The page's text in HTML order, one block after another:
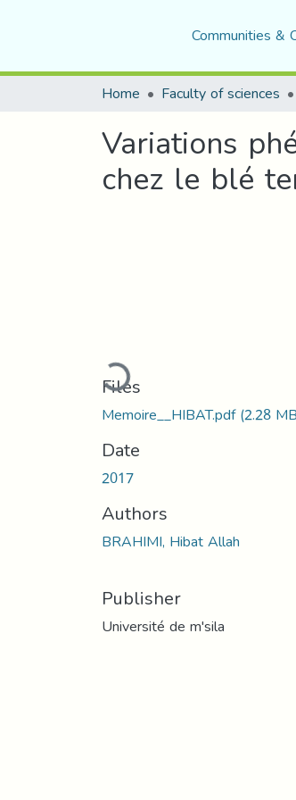
Communities &
Home Faculty of sciences
Variations
chez le blé
Loading...
Files
Memoire__HIBAT.pdf(2.28
Date
2017
Authors
BRAHIMI, Hibat Allah
Publisher
Université de m'sila